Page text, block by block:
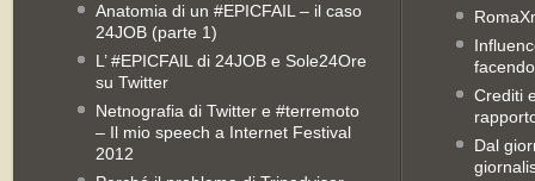
Anatomia di un #EPICFAIL – il caso
24JOB (parte 1)
L’ #EPICFAIL di 24JOB e Sole24Ore
su Twitter
Netnografia di Twitter e #terremoto
– Il mio speech a Internet Festival
2012
Crediti
Dal